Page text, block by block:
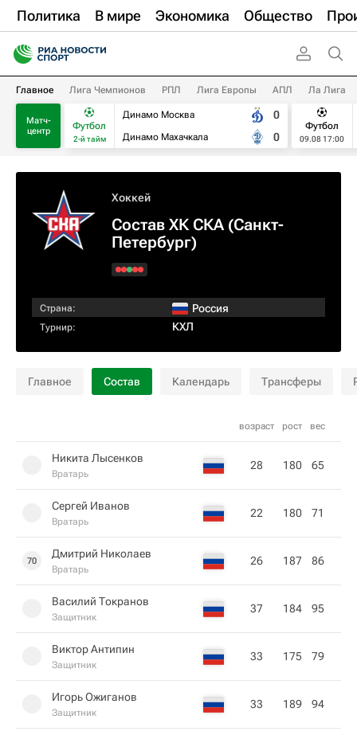
Политика В мире Экономика Общество
Главное Лига Чемпионов РПЛ Лига Европы АПЛ Ла Лига
Матч-
центр
Футбол
2-й тайм
Динамо Москва
Динамо Махачкала
0
0
Футбол
09.08 17:00
Хоккей
Состав ХК СКА (Санкт-
Петербург)
Страна: Россия
Турнир: КХЛ
Главное Состав Календарь Трансферы
возраст рост вес
Никита Лысенков
Вратарь
28 180 65
Сергей Иванов
Вратарь
22 180 71
70
Дмитрий Николаев
Вратарь
26 187 86
Василий Токранов
Защитник
37 184 95
Виктор Антипин
Защитник
33 175 79
Игорь Ожиганов
Защитник
33 189 94